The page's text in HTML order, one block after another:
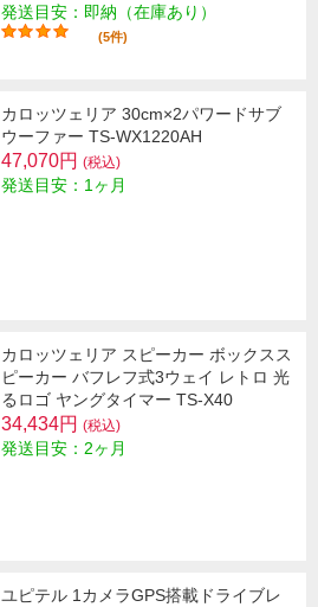
発送目安：即納（在庫あり）
(5件)
カロッツェリア 30cm×2パワードサブ
ウーファー TS-WX1220AH
47,070円 (税込)
発送目安：1ヶ月
カロッツェリア スピーカー ボックスス
ピーカー バフレフ式3ウェイ レトロ 光
るロゴ ヤングタイマー TS-X40
34,434円 (税込)
発送目安：2ヶ月
ユピテル 1カメラGPS搭載ドライブレ